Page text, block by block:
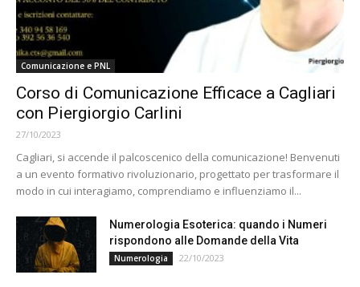
Comunicazione e PNL
Corso di Comunicazione Efficace a Cagliari
con Piergiorgio Carlini
27/10/2023
Cagliari, si accende il palcoscenico della comunicazione! Benvenuti
a un evento formativo rivoluzionario, progettato per trasformare il
modo in cui interagiamo, comprendiamo e influenziamo il...
Numerologia Esoterica: quando i Numeri
rispondono alle Domande della Vita
Numerologia 22/10/2023